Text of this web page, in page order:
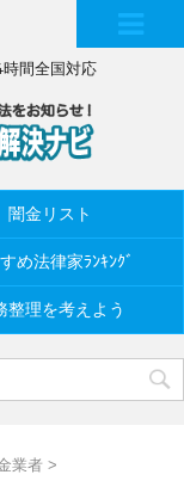
間全国対応
闇金リスト
め法律家ﾗﾝｷﾝｸﾞ
整理を考えよう
業者 >